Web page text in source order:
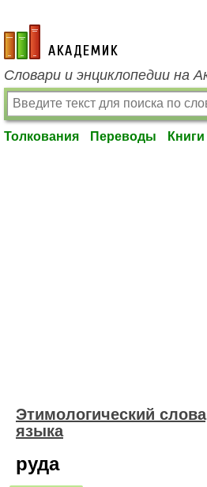
academic.ru
Словари и энциклопедии на
Толкования Переводы Книги
Этимологический
языка
руда